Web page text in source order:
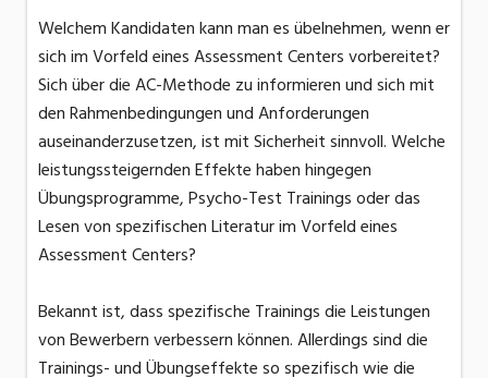
Welchem Kandidaten kann man es übelnehmen, wenn er
sich im Vorfeld eines Assessment Centers vorbereitet?
Sich über die AC-Methode zu informieren und sich mit
den Rahmenbedingungen und Anforderungen
auseinanderzusetzen, ist mit Sicherheit sinnvoll. Welche
leistungssteigernden Effekte haben hingegen
Übungsprogramme, Psycho-Test Trainings oder das
Lesen von spezifischen Literatur im Vorfeld eines
Assessment Centers?
Bekannt ist, dass spezifische Trainings die Leistungen
von Bewerbern verbessern können. Allerdings sind die
Trainings- und Übungseffekte so spezifisch wie die